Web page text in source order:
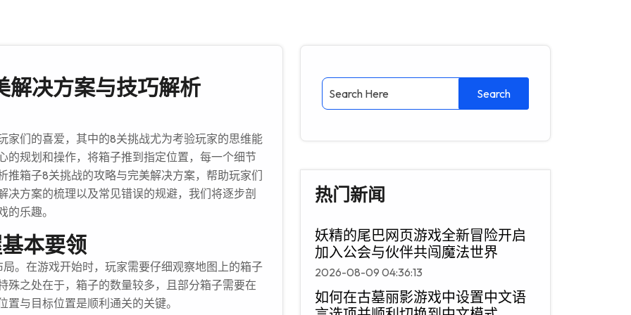
解决方案与技巧解析
家们的喜爱，其中的8关挑战尤为考验玩家的思维能
的规划和操作，将箱子推到指定位置，每一个细节
推箱子8关挑战的攻略与完美解决方案，帮助玩家们
方案的梳理以及常见错误的规避，我们将逐步剖
乐趣。
本要领
。在游戏开始时，玩家需要仔细观察地图上的箱子
殊之处在于，箱子的数量较多，且部分箱子需要在
与目标位置是顺利通关的关键。
热门新闻
妖精的尾巴网页游戏全新冒险开启
加入公会与伙伴共闯魔法世界
2026-08-09 04:36:13
如何在古墓丽影游戏中设置中文语